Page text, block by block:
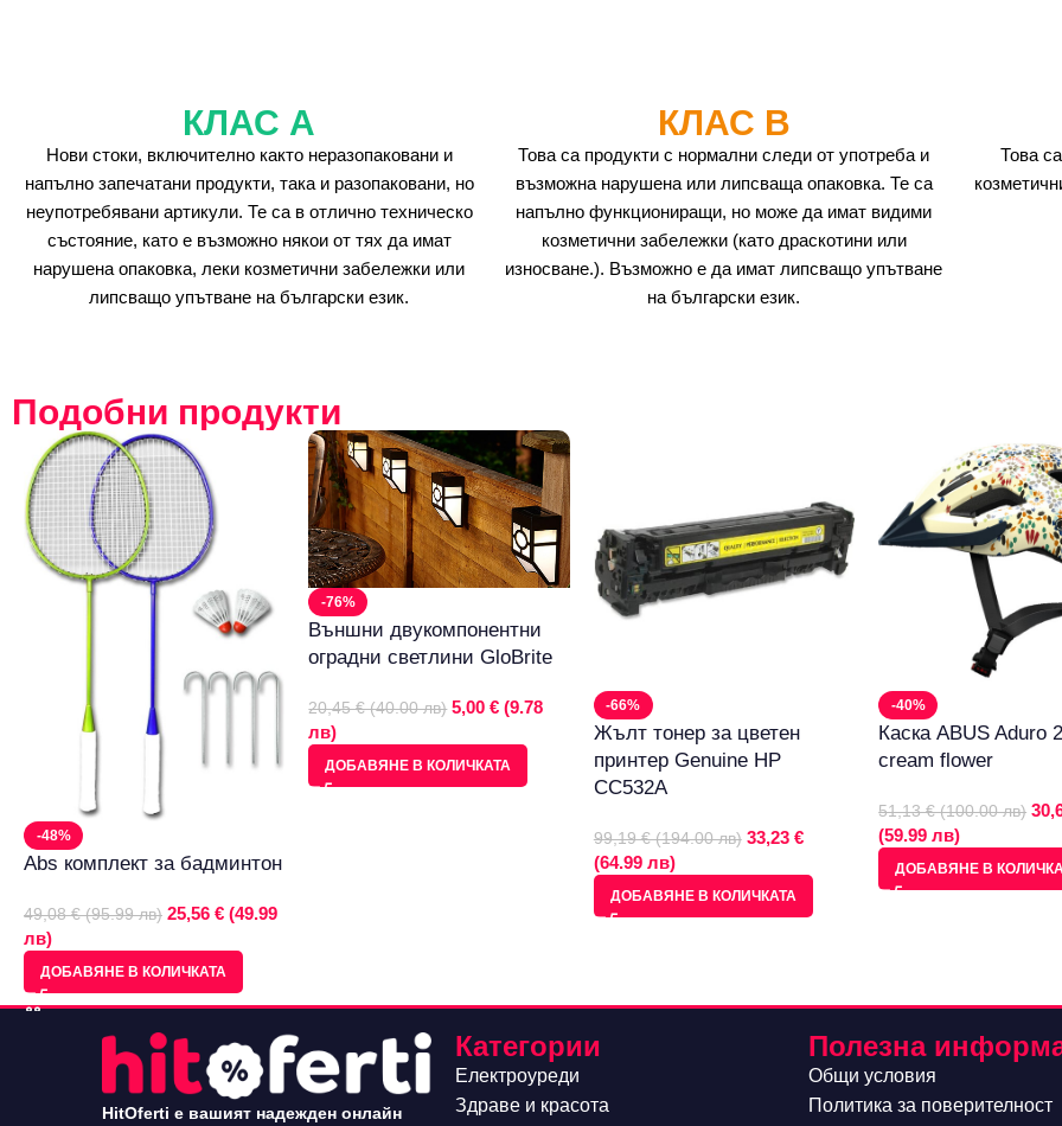
КЛАС А
Нови стоки, включително както неразопаковани и
напълно запечатани продукти, така и разопаковани, но
неупотребявани артикули. Те са в отлично техническо
състояние, като е възможно някои от тях да имат
нарушена опаковка, леки козметични забележки или
липсващо упътване на български език.
КЛАС B
Това са продукти с нормални следи от употреба и
възможна нарушена или липсваща опаковка. Те са
напълно функциониращи, но може да имат видими
козметични забележки (като драскотини или
износване.). Възможно е да имат липсващо упътване
на български език.
Това
Подобни продукти
-48%
Abs комплект за бадминтон
49,08 € (95.99 лв) 25,56 € (49.99
лв)
ДОБАВЯНЕ В КОЛИЧКАТА
-76%
Външни двукомпонентни
оградни светлини GloBrite
20,45 € (40.00 лв) 5,00 € (9.78
лв)
ДОБАВЯНЕ В КОЛИЧКАТА
-66%
Жълт тонер за цветен
принтер Genuine HP
CC532A
99,19 € (194.00 лв) 33,23 €
(64.99 лв)
ДОБАВЯНЕ В КОЛИЧКАТА
-40%
Каска ABUS Aduro
cream flower
51,13 € (100.00 лв)
(59.99 лв)
ДОБАВЯНЕ В
HitOferti е вашият надежден онлайн
Категории
Електроуреди
Здраве и красота
Полезна
Общи условия
Политика за поверителност